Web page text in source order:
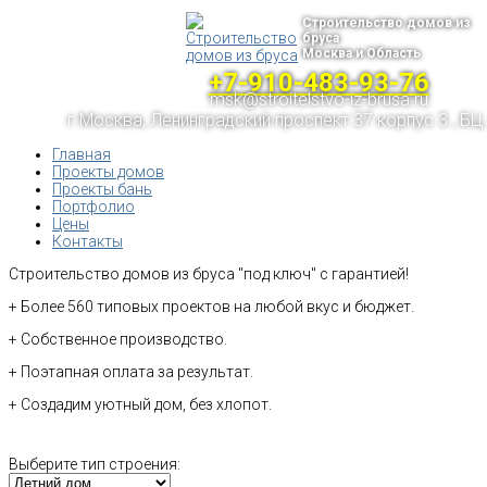
Строительство домов из
бруса
Москва и Область
+7-910-483-93-76
msk@stroitelstvo-iz-brusa.ru
г.Москва, Ленинградский проспект 37 корпус 3 , БЦ
Главная
Проекты домов
Проекты бань
Портфолио
Цены
Контакты
Строительство домов из бруса "под ключ" с гарантией!
+ Более 560 типовых проектов на любой вкус и бюджет.
+ Собственное производство.
+ Поэтапная оплата за результат.
+ Создадим уютный дом, без хлопот.
Выберите тип строения: